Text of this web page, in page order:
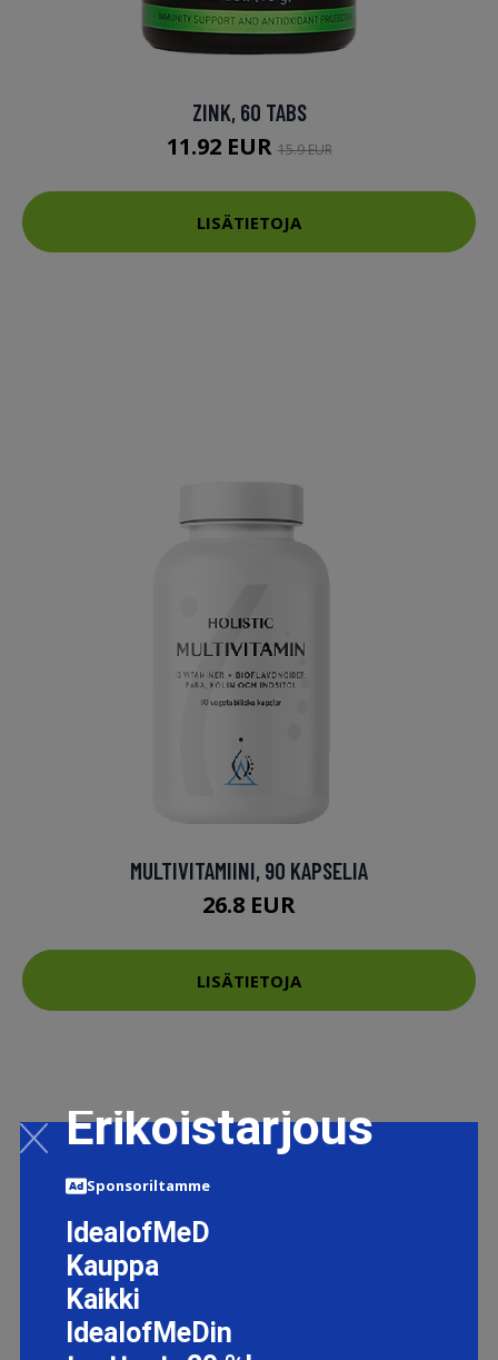
ZINK, 60 TABS
11.92 EUR15.9 EUR
LISÄTIETOJA
MULTIVITAMIINI, 90 KAPSELIA
26.8 EUR
LISÄTIETOJA
Erikoistarjous
Sponsoriltamme
IdealofMeD
Kauppa
Kaikki
IdealofMeDin